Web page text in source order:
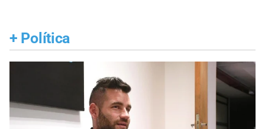
+ Política